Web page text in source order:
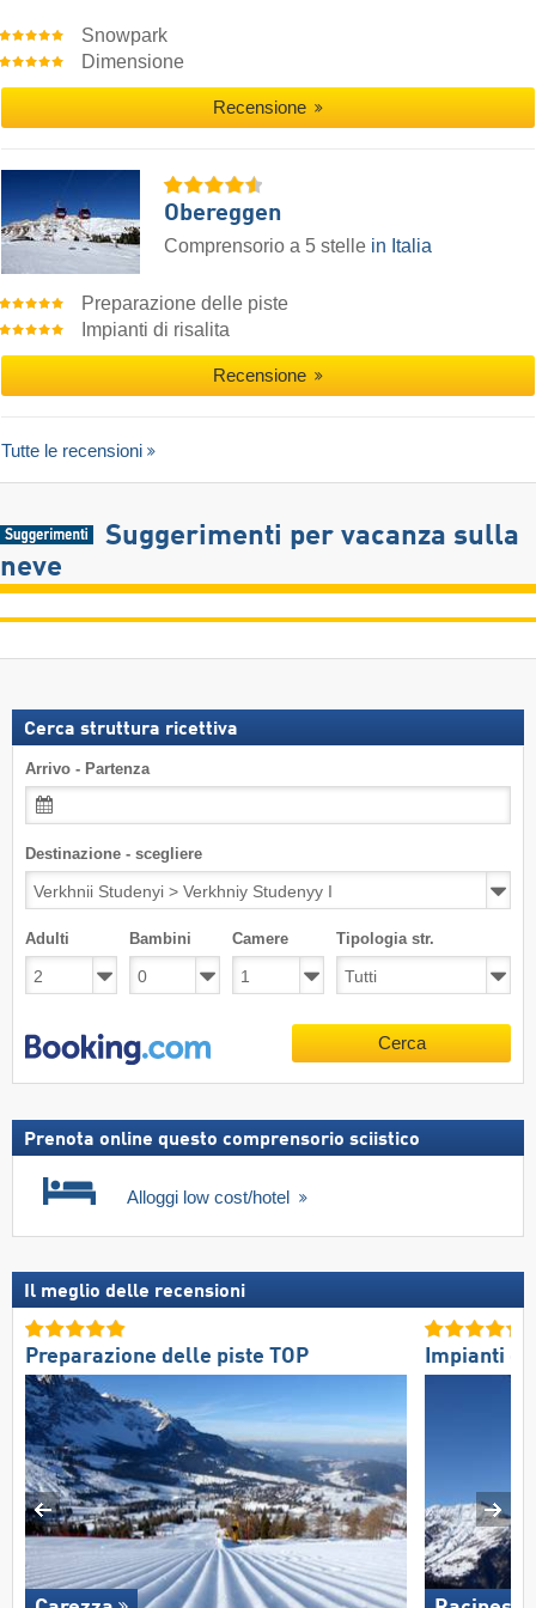
Snowpark
Dimensione
Recensione
Obereggen
Comprensorio a 5 stelle in Italia
Preparazione delle piste
Impianti di risalita
Recensione
Tutte le recensioni
Suggerimenti per vacanza sulla
neve
Cerca struttura ricettiva
Arrivo - Partenza
Destinazione - scegliere
Adulti Bambini Camere Tipologia str.
Cerca
Prenota online questo comprensorio sciistico
Alloggi low cost/hotel
Il meglio delle recensioni
Preparazione delle piste TOP Impianti di